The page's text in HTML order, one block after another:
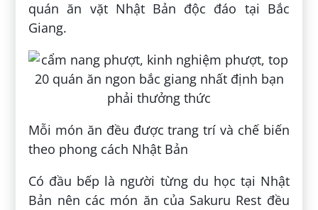
quán ăn vặt Nhật Bản độc đáo tại Bắc
Giang.
Mỗi món ăn đều được trang trí và chế biến
theo phong cách Nhật Bản
Có đầu bếp là người từng du học tại Nhật
Bản nên các món ăn của Sakuru Rest đều